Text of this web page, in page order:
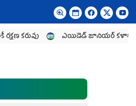
ఎయిడెడ్‌ జూనియర్‌ కళాశాలల పార్ట్‌టైమ్‌